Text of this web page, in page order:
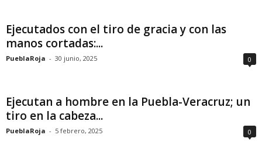
Ejecutados con el tiro de gracia y con las
manos cortadas:...
PueblaRoja - 30 junio, 2025 0
Ejecutan a hombre en la Puebla-Veracruz; un
tiro en la cabeza...
PueblaRoja - 5 febrero, 2025 0